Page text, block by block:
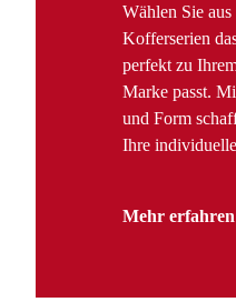
Wählen Sie aus
Kofferserien
perfekt zu
Marke passt.
und Form
Ihre
Mehr erfahren